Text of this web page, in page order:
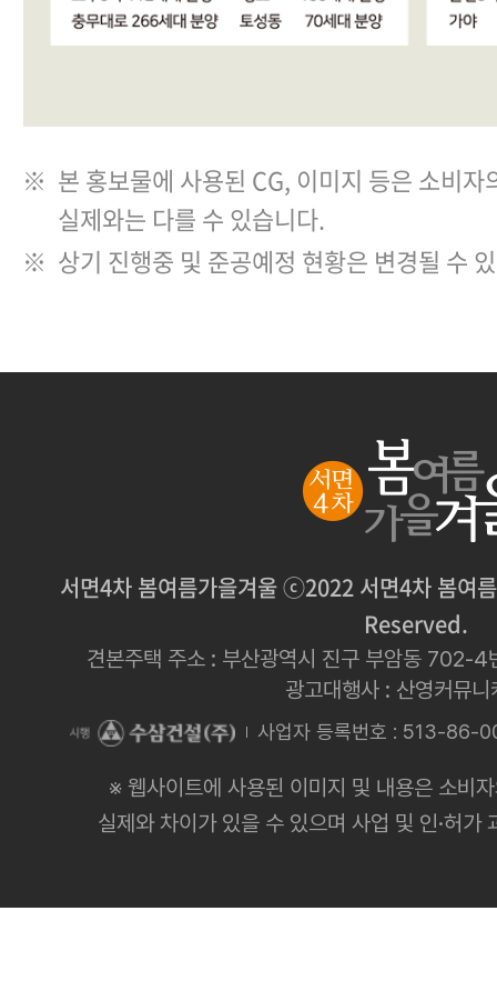
※ 본 홍보물에 사용된 CG, 이미지 등은 소비
실제와는 다를 수 있습니다.
※ 상기 진행중 및 준공예정 현황은 변경될 수
서면4차 봄여름가을겨울 ⓒ2022 서면4차 봄여
Reserved.
견본주택 주소 : 부산광역시 진구 부암동
광고대행사 : 산영커뮤니
사업자 등록번호 : 513-86-
※ 웹사이트에 사용된 이미지 및 내용은 소비
실제와 차이가 있을 수 있으며 사업 및 인·허가